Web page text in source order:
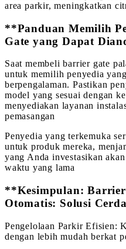
area parkir, meningkatkan
**Panduan Memilih
Gate yang Dapat
Saat membeli barrier gate
untuk memilih penyedia
berpengalaman. Pastikan
model yang sesuai dengan
menyediakan layanan
pemasangan
Penyedia yang terkemuka
untuk produk mereka,
yang Anda investasikan
waktu yang lama
**Kesimpulan:
Otomatis: Solusi
Pengelolaan Parkir Efisien:
dengan lebih mudah berkat